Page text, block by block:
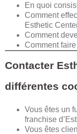
En quoi
Comment
Esthetic
Comment
Comment
Contacter
différentes
Vous êtes un
franchise
Vous êtes